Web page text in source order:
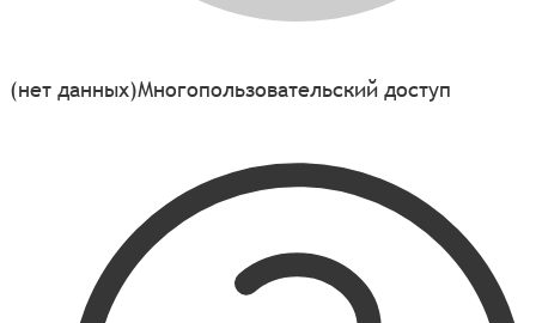
(нет данных)Многопользовательский доступ